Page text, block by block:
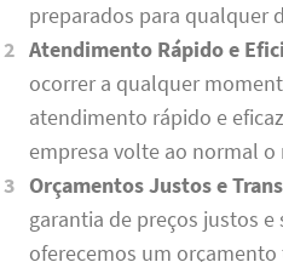
preparados para qualquer
Atendimento Rápido e
ocorrer a qualquer
atendimento rápido e
empresa volte ao normal
Orçamentos Justos e
garantia de preços justos
oferecemos um